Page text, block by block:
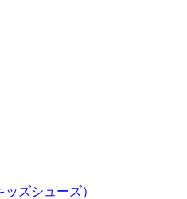
ズシューズ）